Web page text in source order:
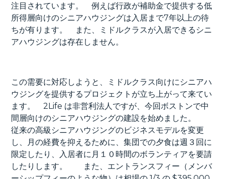
注目されています。 例えば行政が補助金で提供する低
所得層向けのシニアハウジングは入居まで7年以上の待
ちが有ります。 また、ミドルクラスが入居できるシニ
アハウジングは存在しません。
この需要に対応しようと、ミドルクラス向けにシニアハ
ウジングを提供するプロジェクトが立ち上がって来てい
ます。 2Life は非営利法人ですが、今回ボストンで中
間層向けのシニアハウジングの建設を始めました。
従来の高級シニアハウジングのビジネスモデルを変更
し、月の経費を抑えるために、集団での夕食は週３回に
限定したり、入居者に月１０時間のボランティアを要請
したりします。 また、エントランスフィー（メンバ